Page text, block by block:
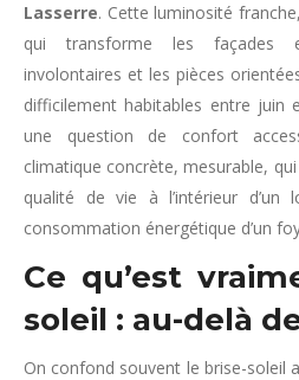
Lasserre. Cette luminosité
qui transforme les façades
involontaires et les pièces
difficilement habitables entre juin
une question de confort
climatique concrète, mesurable,
qualité de vie à l’intérieur
consommation énergétique d’un
Ce qu’est
soleil : au-delà
On confond souvent le brise-soleil